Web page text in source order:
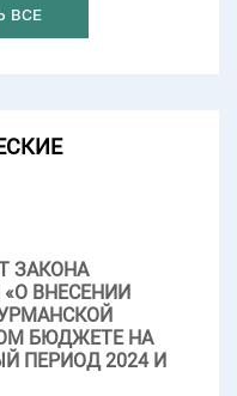
все
ЗАКОНА
ВНЕСЕНИИ
БЮДЖЕТЕ НА
ПЕРИОД 2024 И